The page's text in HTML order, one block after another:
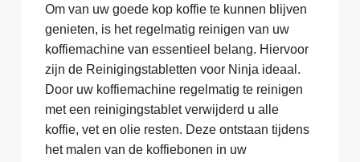
Om van uw goede kop koffie te kunnen blijven
genieten, is het regelmatig reinigen van uw
koffiemachine van essentieel belang. Hiervoor
zijn de Reinigingstabletten voor Ninja ideaal.
Door uw koffiemachine regelmatig te reinigen
met een reinigingstablet verwijderd u alle
koffie, vet en olie resten. Deze ontstaan tijdens
het malen van de koffiebonen in uw